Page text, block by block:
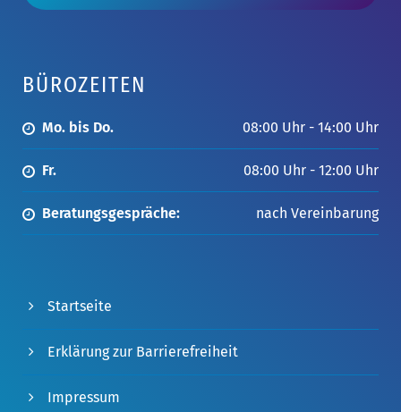
BÜROZEITEN
Mo. bis Do. 08:00 Uhr - 14:00 Uhr
Fr. 08:00 Uhr - 12:00 Uhr
Beratungsgespräche: nach Vereinbarung
Startseite
Erklärung zur Barrierefreiheit
Impressum